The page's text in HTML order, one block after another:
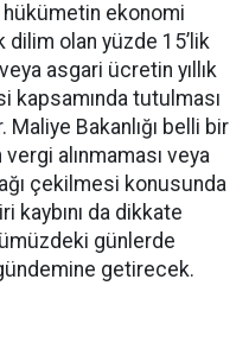
ekonomi
dilim olan yüzde 15’lik
asgari ücretin yıllık
kapsamında tutulması
Bakanlığı belli bir
alınmaması veya
çekilmesi konusunda
kaybını da dikkate
günlerde
getirecek.